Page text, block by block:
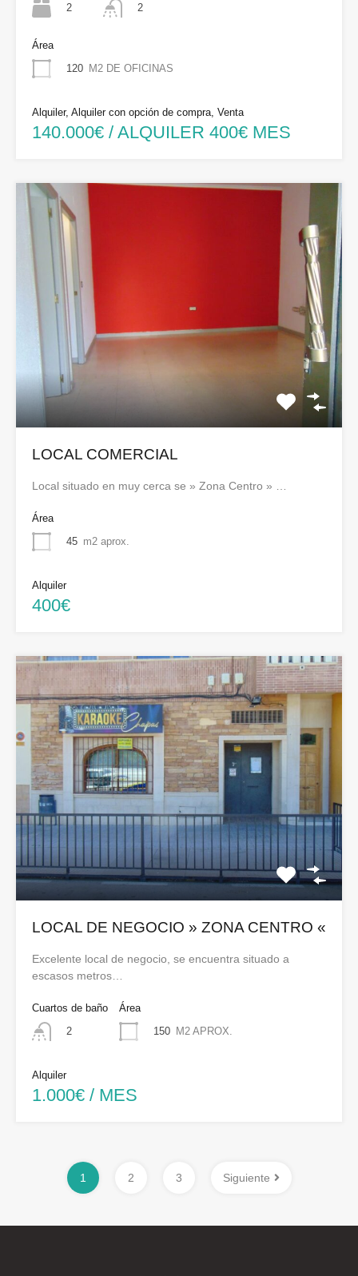
2
2
Área
120 M2 DE OFICINAS
Alquiler, Alquiler con opción de compra, Venta
140.000€ / ALQUILER 400€ MES
LOCAL COMERCIAL
Local situado en muy cerca se » Zona Centro » …
Área
45 m2 aprox.
Alquiler
400€
LOCAL DE NEGOCIO » ZONA CENTRO «
Excelente local de negocio, se encuentra situado a
escasos metros…
Cuartos de baño
2
Área
150 M2 APROX.
Alquiler
1.000€ / MES
1 2 3 Siguiente